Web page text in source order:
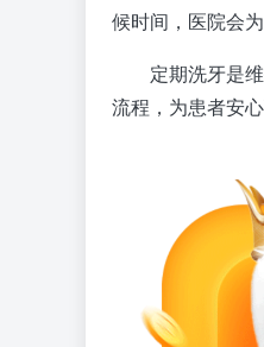
候时间，医院会
定期洗牙是
流程，为患者安